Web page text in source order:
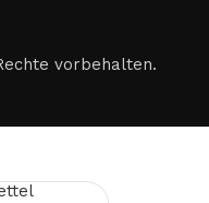
vorbehalten.